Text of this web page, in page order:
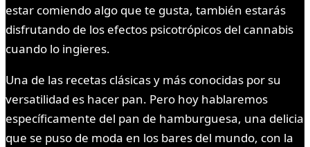
estar comiendo algo que te gusta, también estarás
disfrutando de los efectos psicotrópicos del cannabis
cuando lo ingieres.
Una de las recetas clásicas y más conocidas por su
versatilidad es hacer pan. Pero hoy hablaremos
específicamente del pan de hamburguesa, una delicia
que se puso de moda en los bares del mundo, con la